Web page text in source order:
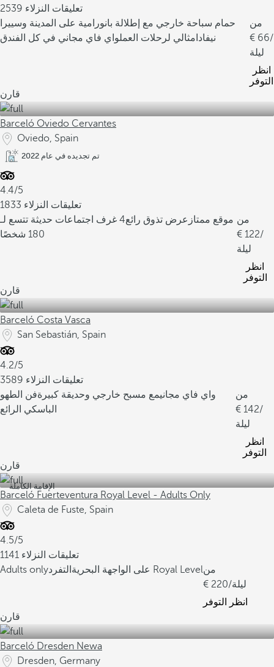
2539 تعليقات النزلاء
حمام سباحة خارجي مع إطلالة بانورامية على المدينة وسييرا
نيفادا مثالي لرحلات العملواي فاي مجاني في كل الفندق
من
66/
ليلة
انظر
التوفر
قارن
Barceló Oviedo Cervantes
Oviedo, Spain
تم تجديده في عام 2022
4.4/5
1833 تعليقات النزلاء
موقع ممتاز عرض تذوق رائع
4 غرف اجتماعات حديثة تتسع لـ
180 شخصًا
من
122/
ليلة
انظر
التوفر
قارن
Barceló Costa Vasca
San Sebastián, Spain
4.2/5
3589 تعليقات النزلاء
واي فاي مجانيمع مسبح خارجي وحديقة كبيرةفن الطهو
الباسكي الرائع
من
142/
ليلة
انظر
التوفر
قارن
الإقامة الكاملة
Barceló Fuerteventura Royal Level - Adults Only
Caleta de Fuste, Spain
4.5/5
1141 تعليقات النزلاء
Adults only
على الواجهة البحرية التفرد Royal Levelمن
220 /ليلة
انظر التوفر
قارن
Barceló Dresden Newa
Dresden, Germany